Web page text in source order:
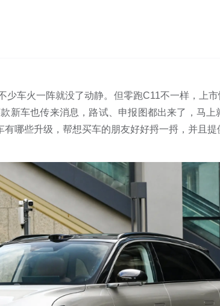
少车火一阵就没了动静。但零跑C11不一样，上
新车也传来消息，路试、申报图都出来了，马上
哪些升级，帮想买车的朋友好好捋一捋，并且提